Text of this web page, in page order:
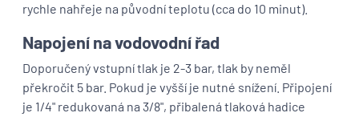
rychle nahřeje na původní teplotu (cca do 10 minut).
Napojení na vodovodní řad
Doporučený vstupní tlak je 2-3 bar, tlak by neměl
překročit 5 bar. Pokud je vyšší je nutné snížení. Připojení
je 1/4" redukovaná na 3/8", přibalená tlaková hadice